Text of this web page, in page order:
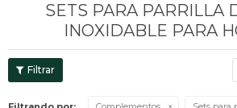
SETS PARA PARRILLA
INOXIDABLE PARA